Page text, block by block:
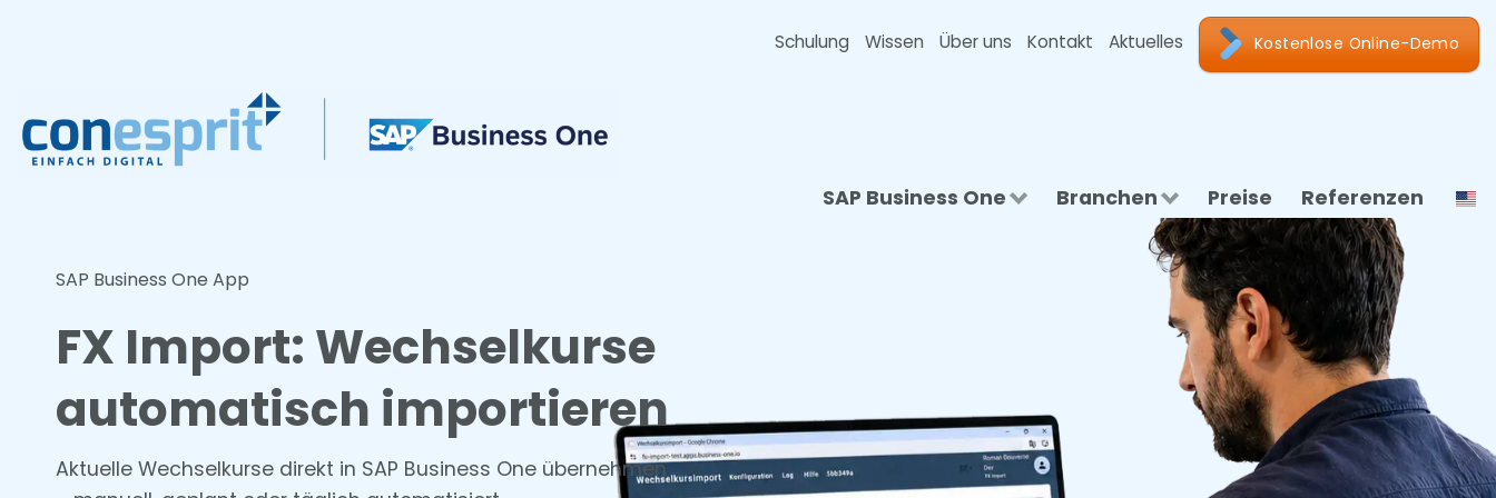
Schulung Wissen Über uns Kontakt Aktuelles Kostenlose Online-Demo
SAP Business One Branchen Preise Referenzen
SAP Business One App
FX Import: Wechselkurse
automatisch importieren
Aktuelle Wechselkurse direkt in SAP Business One übernehmen